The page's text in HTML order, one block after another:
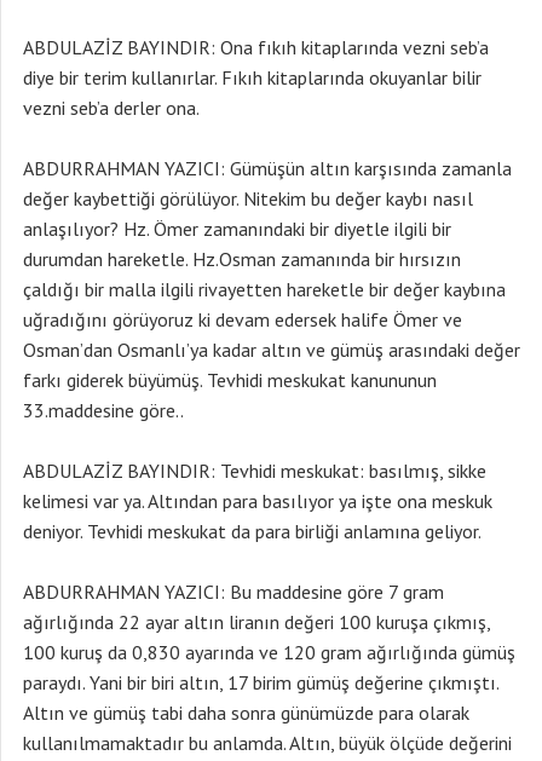
ABDULAZİZ BAYINDIR: Ona fıkıh kitaplarında vezni seb’a
diye bir terim kullanırlar. Fıkıh kitaplarında okuyanlar bilir
vezni seb’a derler ona.
ABDURRAHMAN YAZICI: Gümüşün altın karşısında zamanla
değer kaybettiği görülüyor. Nitekim bu değer kaybı nasıl
anlaşılıyor? Hz. Ömer zamanındaki bir diyetle ilgili bir
durumdan hareketle. Hz.Osman zamanında bir hırsızın
çaldığı bir malla ilgili rivayetten hareketle bir değer kaybına
uğradığını görüyoruz ki devam edersek halife Ömer ve
Osman’dan Osmanlı’ya kadar altın ve gümüş arasındaki değer
farkı giderek büyümüş. Tevhidi meskukat kanununun
33.maddesine göre..
ABDULAZİZ BAYINDIR: Tevhidi meskukat: basılmış, sikke
kelimesi var ya. Altından para basılıyor ya işte ona meskuk
deniyor. Tevhidi meskukat da para birliği anlamına geliyor.
ABDURRAHMAN YAZICI: Bu maddesine göre 7 gram
ağırlığında 22 ayar altın liranın değeri 100 kuruşa çıkmış,
100 kuruş da 0,830 ayarında ve 120 gram ağırlığında gümüş
paraydı. Yani bir biri altın, 17 birim gümüş değerine çıkmıştı.
Altın ve gümüş tabi daha sonra günümüzde para olarak
kullanılmamaktadır bu anlamda. Altın, büyük ölçüde değerini